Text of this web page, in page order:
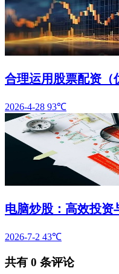
合理运用股票配资（
2026-4-28 93℃
电脑炒股：高效投资
2026-7-2 43℃
共有 0 条评论